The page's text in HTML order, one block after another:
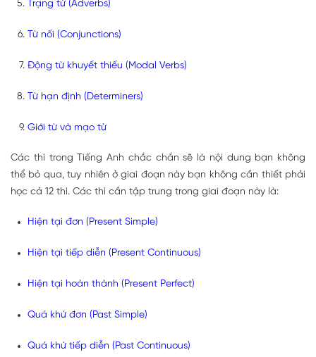
Trạng từ (Adverbs)
Từ nối (Conjunctions)
Động từ khuyết thiếu (Modal Verbs)
Từ hạn định (Determiners)
Giới từ và mạo từ
Các thì trong Tiếng Anh chắc chắn sẽ là nội dung bạn không
thể bỏ qua, tuy nhiên ở giai đoạn này bạn không cần thiết phải
học cả 12 thì. Các thì cần tập trung trong giai đoạn này là:
Hiện tại đơn (Present Simple)
Hiện tại tiếp diễn (Present Continuous)
Hiện tại hoàn thành (Present Perfect)
Quá khứ đơn (Past Simple)
Quá khứ tiếp diễn (Past Continuous)